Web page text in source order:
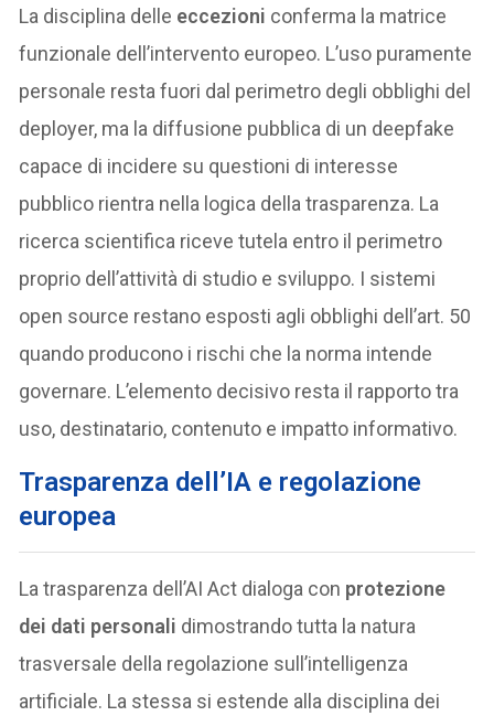
La disciplina delle eccezioni conferma la matrice
funzionale dell’intervento europeo. L’uso puramente
personale resta fuori dal perimetro degli obblighi del
deployer, ma la diffusione pubblica di un deepfake
capace di incidere su questioni di interesse
pubblico rientra nella logica della trasparenza. La
ricerca scientifica riceve tutela entro il perimetro
proprio dell’attività di studio e sviluppo. I sistemi
open source restano esposti agli obblighi dell’art. 50
quando producono i rischi che la norma intende
governare. L’elemento decisivo resta il rapporto tra
uso, destinatario, contenuto e impatto informativo.
Trasparenza dell’IA e regolazione
europea
La trasparenza dell’AI Act dialoga con protezione
dei dati personali dimostrando tutta la natura
trasversale della regolazione sull’intelligenza
artificiale. La stessa si estende alla disciplina dei